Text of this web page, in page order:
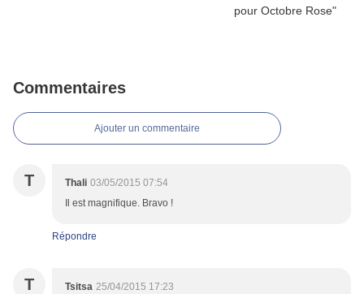
Commentaires
Ajouter un commentaire
T Thali 03/05/2015 07:54
Il est magnifique. Bravo !
Répondre
T Tsitsa 25/04/2015 17:23